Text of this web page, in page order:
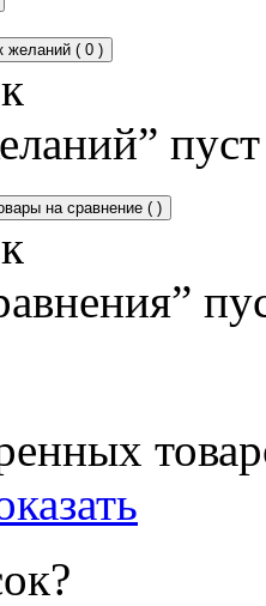
желаний ( 0 )
пуст
на сравнение ( )